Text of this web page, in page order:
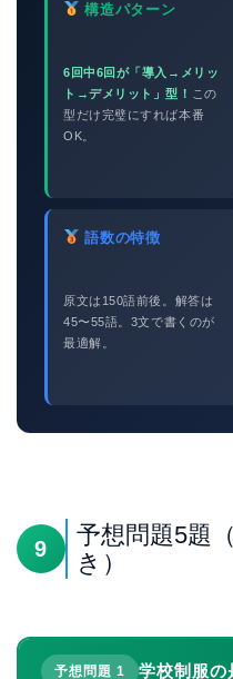
構造パターン
6回中6回が「導入→メリッ
ト→デメリット」型！ この
型だけ完璧にすれば本番
OK。
語数の特徴
原文は150語前後。解答は
45〜55語。3文で書くのが
最適解。
9
予想問題5題
き）
予想問題 1 学校制服の
学習
い英語